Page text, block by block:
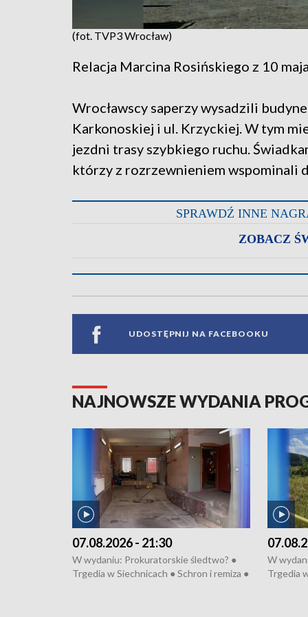
(fot. TVP3 Wrocław)
Relacja Marcina Rosińskiego z 10
Wrocławscy saperzy wysadzili
Karkonoskiej i ul. Krzyckiej. W tym
jezdni trasy szybkiego ruchu.
którzy z rozrzewnieniem wspominali
SPRAWDŹ INNE
ZOBACZ
UDOSTĘPNIJ NA FACEBOOKU
NAJNOWSZE WYDANIA
07.08.2026 - 21:30
W wydaniu: Prokuratorskie śledtwo? ●
Trgedia w Siechnicach ● Schron i remiza ●
W
Trgedia